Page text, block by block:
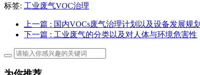
标签: 工业废气VOC治理
上一篇 : 国内VOCs废气治理计划以及设备发展规划
下一篇 : 工业废气的分类以及对人体与环境危害性